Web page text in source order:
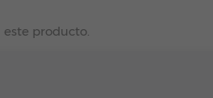
este producto.